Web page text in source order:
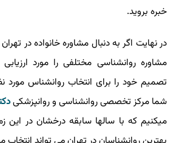
خبره بروید.
در نهایت اگر به دنبال مشاوره خانواده در
مشاوره روانشناسی مختلفی را مورد
تصمیم خود را برای انتخاب روانشناس مورد
شما مرکز تخصصی روانشناسی و روانپزشکی
میکنیم که با سالها سابقه درخشان در این